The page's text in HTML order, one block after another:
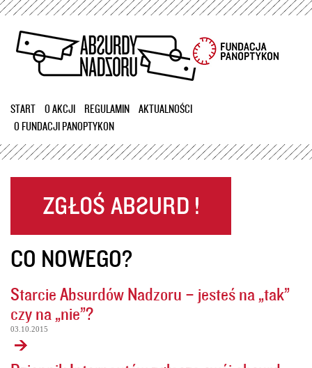
Przejdź
treści
START O AKCJI REGULAMIN
AKTUALNOŚCI
O FUNDACJI PANOPTYKON
CO NOWEGO?
Starcie Absurdów Nadzoru – jesteś na „tak”
czy na „nie”?
03.10.2015